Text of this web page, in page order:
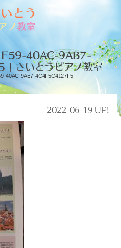
40AC-9AB7-4C4F5C4127F5
40AC-9AB7-
さいとうピアノ教室
2022-06-19 UP!